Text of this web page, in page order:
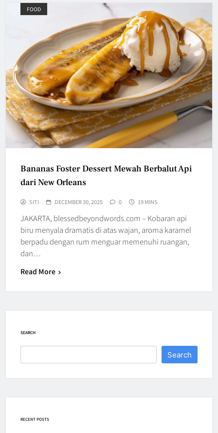
FOOD
Bananas Foster Dessert Mewah Berbalut Api
dari New Orleans
SITI DECEMBER 30, 2025 0 19 MINS
JAKARTA, blessedbeyondwords.com – Kobaran api
biru menyala dramatis di atas wajan, aroma karamel
berpadu dengan rum menguar memenuhi ruangan,
dan…
Read More
SEARCH
Search
RECENT POSTS